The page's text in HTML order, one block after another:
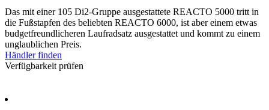
Das mit einer 105 Di2-Gruppe ausgestattete REACTO 5000 tritt in
die Fußstapfen des beliebten REACTO 6000, ist aber einem etwas
budgetfreundlicheren Laufradsatz ausgestattet und kommt zu einem
unglaublichen Preis.
Händler finden
Verfügbarkeit prüfen